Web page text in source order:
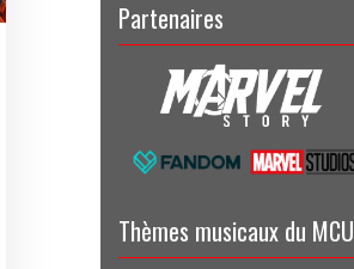
Partenaires
Thèmes musicaux du MCU